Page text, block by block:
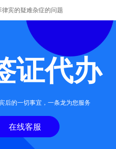
宾的疑难杂症的问题
证代办
后的一切事宜，一条龙为您服务
在线客服